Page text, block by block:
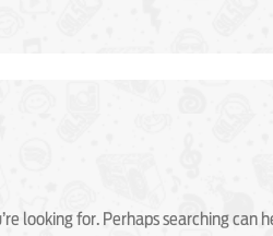
looking for. Perhaps searching can